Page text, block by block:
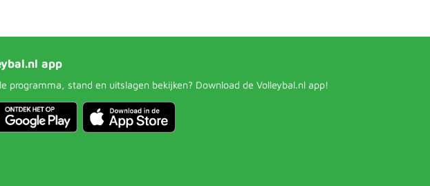
app
programma, stand en uitslagen bekijken? Download de Volleybal.nl app!